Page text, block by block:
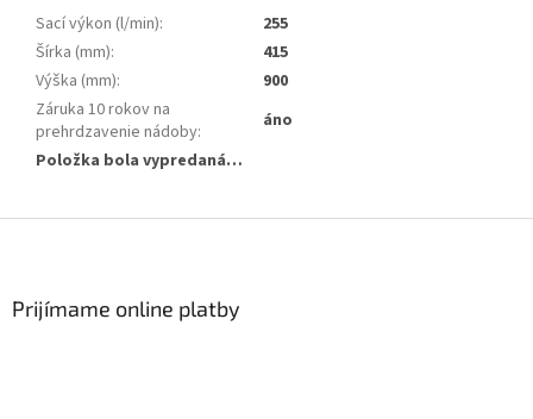
Sací výkon (l/min):
255
Šírka (mm):
415
Výška (mm):
900
Záruka 10 rokov na
prehrdzavenie nádoby:
áno
Položka bola vypredaná…
Prijímame online platby